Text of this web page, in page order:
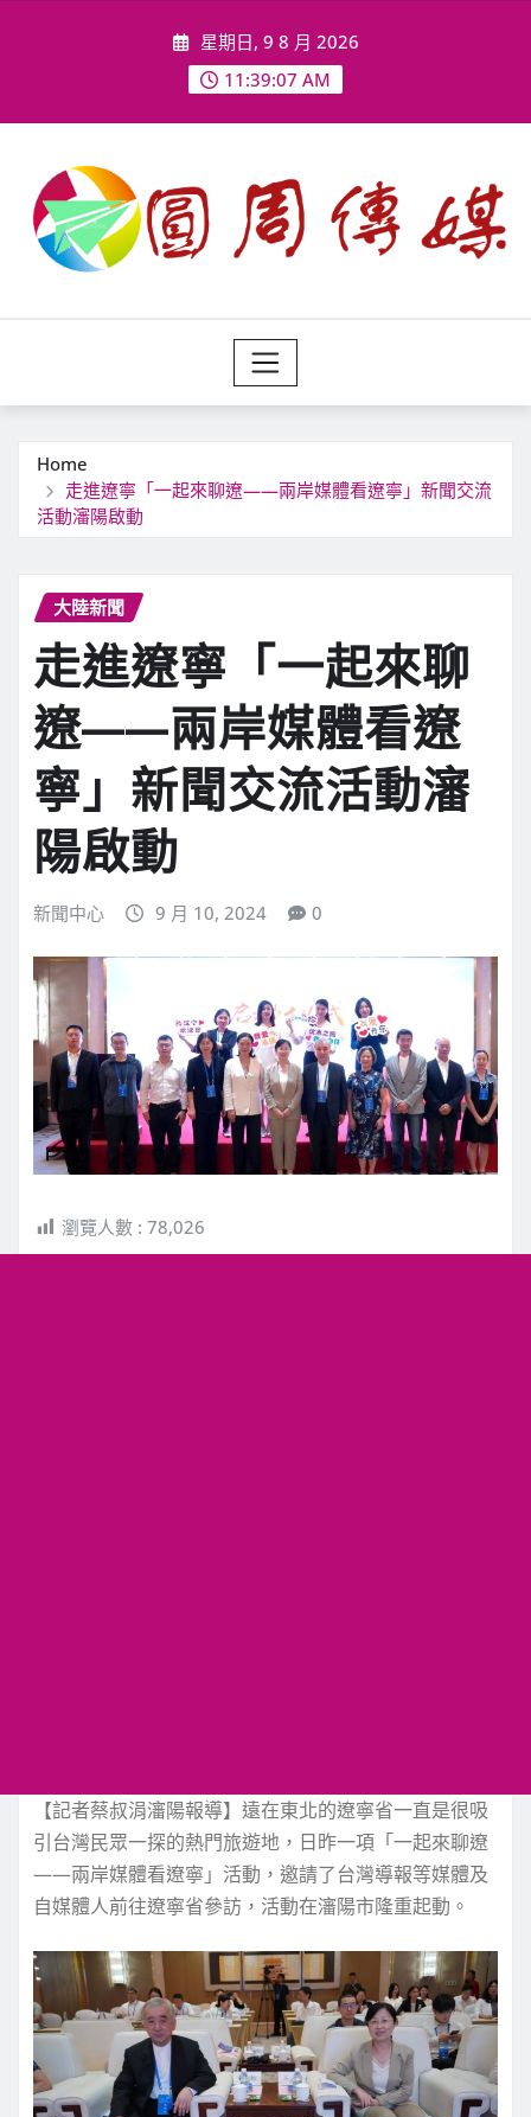
星期日, 9 8 月 2026
11:39:10 AM
Home
走進遼寧「一起來聊遼——兩岸媒體看遼寧」新聞交流
活動瀋陽啟動
大陸新聞
走進遼寧「一起來聊
遼——兩岸媒體看遼
寧」新聞交流活動瀋
陽啟動
新聞中心 9 月 10, 2024 0
瀏覽人數 : 78,026
【記者蔡叔涓瀋陽報導】遠在東北的遼寧省一直是很吸
引台灣民眾一探的熱門旅遊地，日昨一項「一起來聊遼
——兩岸媒體看遼寧」活動，邀請了台灣導報等媒體及
自媒體人前往遼寧省參訪，活動在瀋陽市隆重起動。